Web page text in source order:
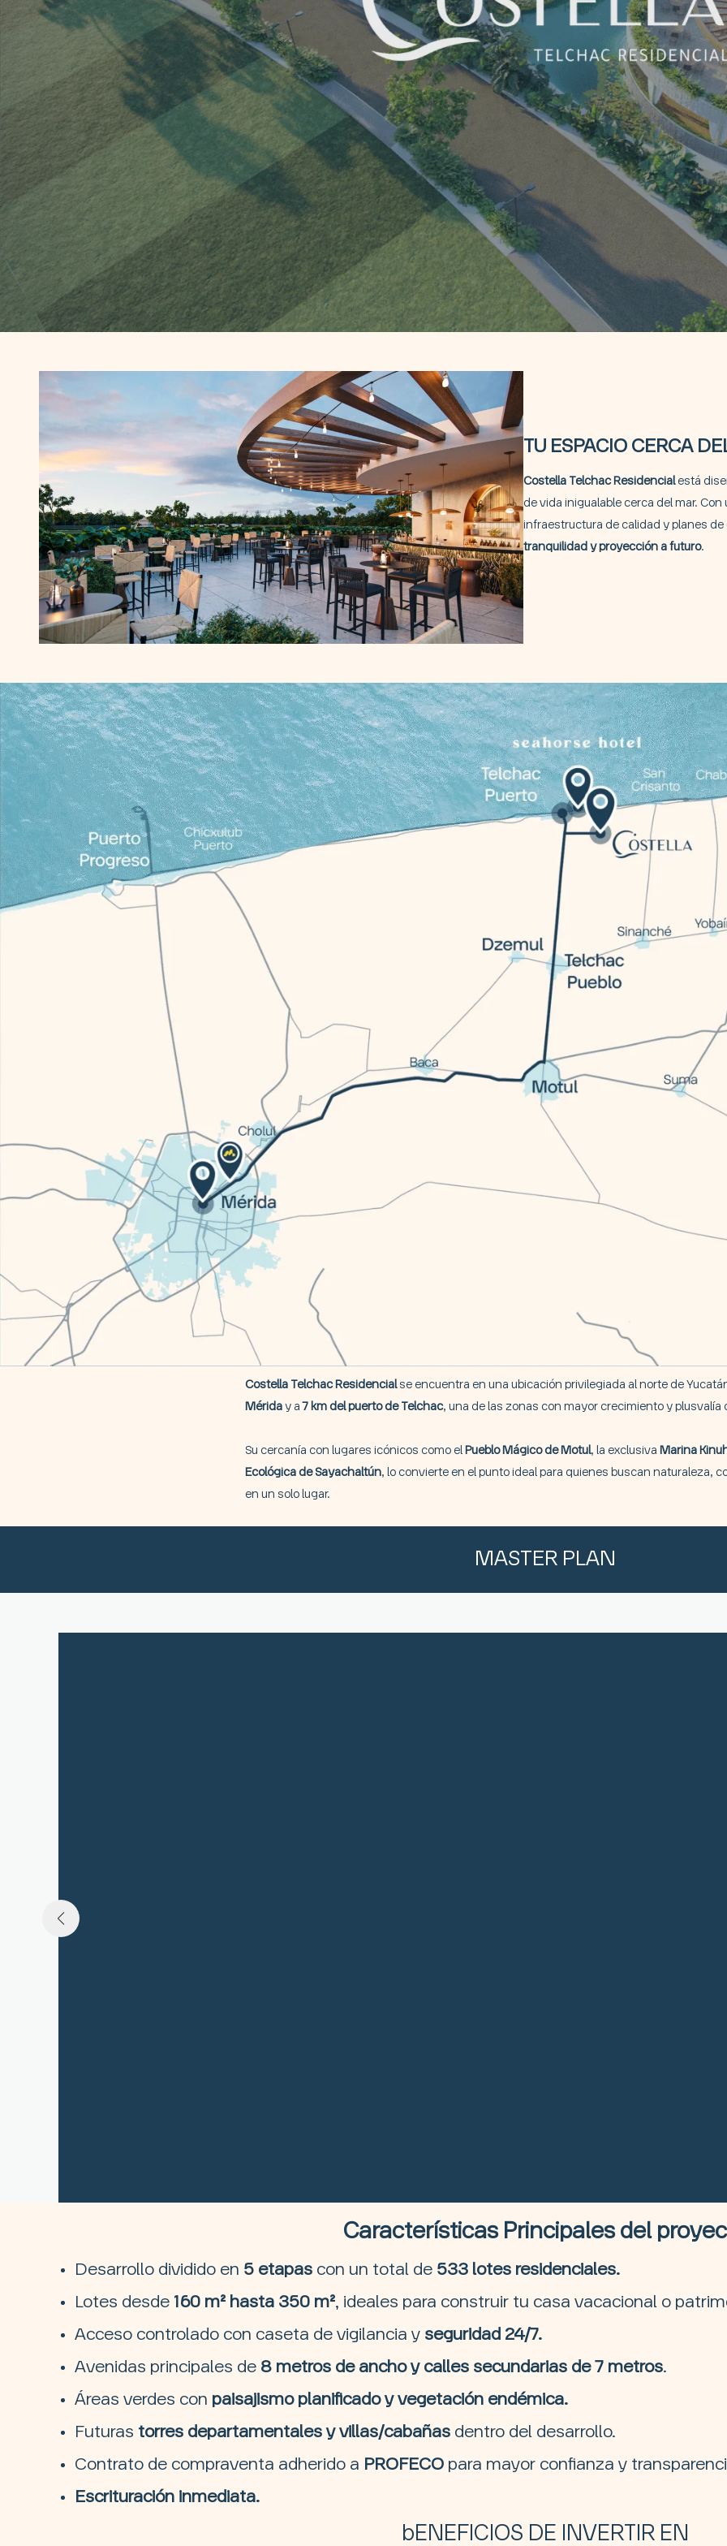
TU ESPACIO CERCA
Costella Telchac Residencialestá
de vida inigualable cerca del mar.
infraestructura de calidad y planes
tranquilidad y proyección a futuro.
Costella Telchac Residencialse encuentra en una ubicación privilegiada al norte de
Mériday a 7 km del puerto de Telchac, una de las zonas con mayor crecimiento y plusvalía
Su cercanía con lugares icónicos como el Pueblo Mágico de Motul, la exclusiva Marina
Ecológica de Sayachaltún, lo convierte en el punto ideal para quienes buscan naturaleza,
en un solo lugar.
MASTER PLAN
Características Principales del
Desarrollo dividido en 5 etapas con un total de 533 lotes residenciales.
Lotes desde 160 m² hasta 350 m², ideales para construir tu casa vacacional o
Acceso controlado con caseta de vigilancia y seguridad 24/7.
Avenidas principales de 8 metros de ancho y calles secundarias de 7 metros.
Áreas verdes con paisajismo planificado y vegetación endémica.
Futuras torres departamentales y villas/cabañas dentro del desarrollo.
Contrato de compraventa adherido a PROFECO para mayor confianza y
Escrituración inmediata.
bENEFICIOS DE INVERTIR EN